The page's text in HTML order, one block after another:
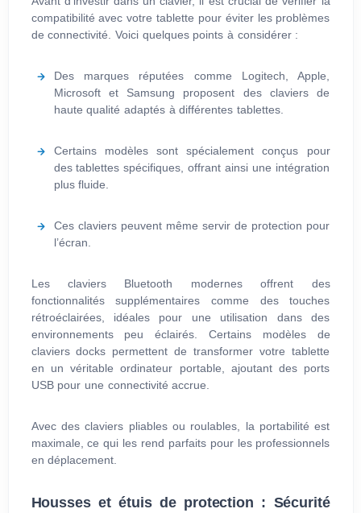
compatibilité avec votre tablette pour éviter les problèmes
de connectivité. Voici quelques points à considérer :
Des marques réputées comme Logitech, Apple,
Microsoft et Samsung proposent des claviers de
haute qualité adaptés à différentes tablettes.
Certains modèles sont spécialement conçus pour
des tablettes spécifiques, offrant ainsi une intégration
plus fluide.
Ces claviers peuvent même servir de protection pour
l’écran.
Les claviers Bluetooth modernes offrent des
fonctionnalités supplémentaires comme des touches
rétroéclairées, idéales pour une utilisation dans des
environnements peu éclairés. Certains modèles de
claviers docks permettent de transformer votre tablette
en un véritable ordinateur portable, ajoutant des ports
USB pour une connectivité accrue.
Avec des claviers pliables ou roulables, la portabilité est
maximale, ce qui les rend parfaits pour les professionnels
en déplacement.
Housses et étuis de protection : Sécurité